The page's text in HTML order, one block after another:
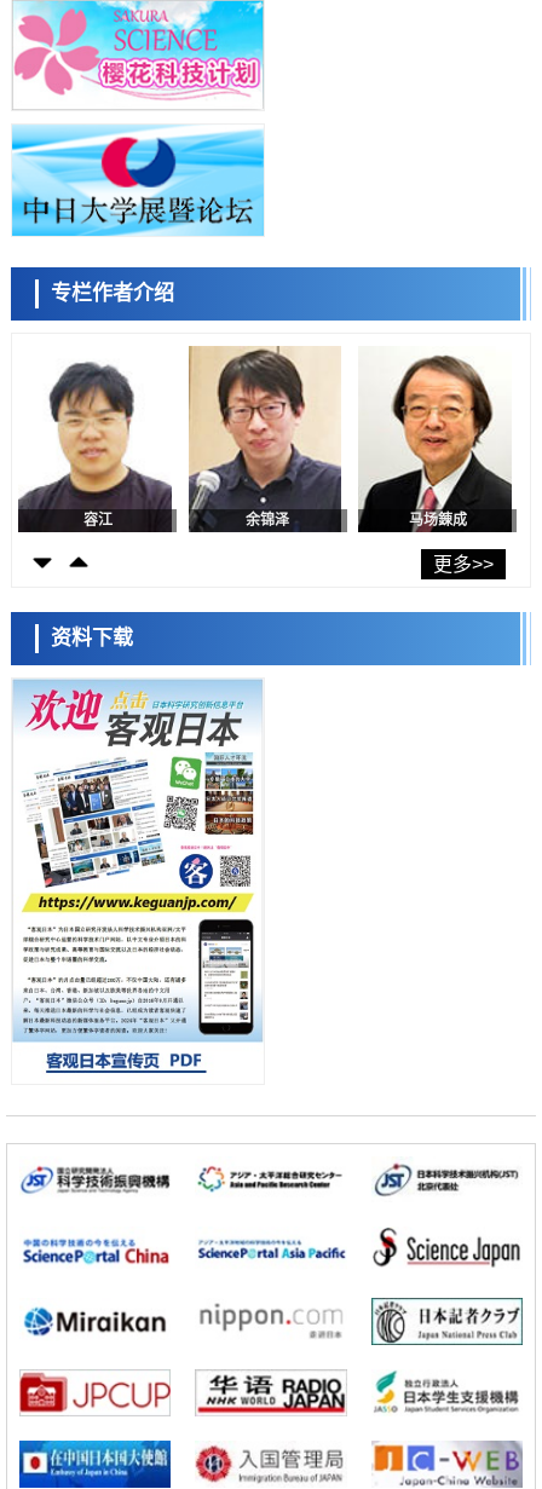
政策
日本修订首都直下型地震紧急对策：目标为死亡人数至少减半，重点强
化火灾防控
科学研究
福井大学发现细胞记忆过往并抑制反应的机制，阐明即便DNA相同反应
迥异之谜
科学研究
神户大学确认口服癌症疫苗B440单药给药的安全性，在转移性尿路上皮
癌患者中开展临床试验
政策
日本发布《令和8年版科学技术与创新白皮书》，解读第七期基本计划
科学研究
东京大学发现可诱导细胞死亡的新型信使物质
东京都健康长寿医疗中心跨器官揭示衰老过程中的糖链变化
科学研究
产总研无需石油利用松脂制备石墨前驱体，可作为电池电极材料
科学研究
东京大学和海上保安厅等发现南海海槽沿线板块边界锁定状态存在区域
政策
日本第2次医疗研究开发调整费，根据一线实际情况和需求分配99.3亿
千叶大学鉴定出导致难治性疾病“肺高血压症”恶化的蛋白质“MYL9/12”，
会引发血管结构恶化
科学研究
京都大学高效生成光的构成单元“光子”，可应用于量子计算机
科学研究
用数理模型诠释慢性荨麻疹的发病机理，借助数学的力量实现个体化最
佳治疗
科学研究
【JST事业成果】发现室温下工作的交替磁体
科学研究
夜景也能清晰呈现在纸上——日本“铁路摄影迷”教授研发新技术
科学研究
【JST事业成果】开发低成本与低功耗的新型AI处理器
政策
日本科研费增设国际共同研究强化新类别，促进青年研究人员赴海外开
展研究
经济・社会
东京大学通过叶绿体基因组编辑技术强化碳固定酶，成功提高光合作用
能力与生产力
科学研究
该基因的必要性因菌株而异
经济・社会
科学研究
【JST事业成果】开发低成本与低功耗的新型AI处理器
政策
日本科研费增设国际共同研究强化新类别，促进青年研究人员赴海外开
经济・社会
铁道综研新任理事长芦谷公稔：依托超导和防灾等核心优势服务社会
专栏作者介绍
小岩井忠道
陈小牧 李鸥 安宁
容江 余锦泽 马场錬成
日本科学未来馆 科学交
流员
小岩井忠道 泷川 进
更多>>
资料下载